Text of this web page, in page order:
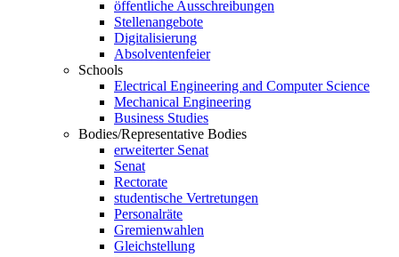
öffentliche Ausschreibungen
Stellenangebote
Digitalisierung
Absolventenfeier
Schools
Electrical Engineering and Computer Science
Mechanical Engineering
Business Studies
Bodies/Representative Bodies
erweiterter Senat
Senat
Rectorate
studentische Vertretungen
Personalräte
Gremienwahlen
Gleichstellung